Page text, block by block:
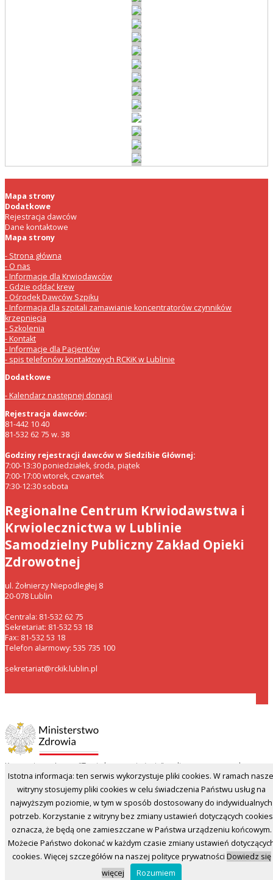
Mapa strony
Dodatkowe
Rejestracja dawców
Dane kontaktowe
Mapa strony
Strona główna
O nas
Informacje dla Krwiodawców
Gdzie oddać krew
Ośrodek Dawców Szpiku
Informacja dla szpitali zamawianie koncentratorów czynników
krzepnięcia
Szkolenia
Kontakt
Informacje dla Pacjentów
spis telefonów kontaktowych RCKiK w Lublinie
Dodatkowe
Kalendarz następnej donacji
Rejestracja dawców:
81-442 10 40
81-532 62 75 w. 38
Godziny rejestracji dawców w Siedzibie Głównej:
7:00-13:30 poniedziałek, środa, piątek
7:00-17:00 wtorek, czwartek
7:30-12:30 sobota
Regionalne Centrum Krwiodawstwa i
Krwiolecznictwa w Lublinie
Samodzielny Publiczny Zakład Opieki
Zdrowotnej
ul. Żołnierzy Niepodległej 8
20-078 Lublin
Centrala: 81-532 62 75
Sekretariat: 81-532 53 18
Fax: 81-532 53 18
Telefon alarmowy: 535 735 100
sekretariat@rckik.lublin.pl
Kampania społeczna "Twoja krew, moje życie" realizowana w ramach
programu polityki zdrowotnej pn. "Zapewnienie samowystarczalności
Rzeczypospolitej Polskiej w krew i jej składniki na lata 2021-2026",
finansowana ze środków Ministra Zdrowia.
Wszelkie prawa zastrzeżone © 2026 RCKIK Lublin |Polityka prywatności
Istotna informacja: ten serwis wykorzystuje pliki cookies. W ramach
witryny stosujemy pliki cookies w celu świadczenia Państwu usług na
najwyższym poziomie, w tym w sposób dostosowany do indywidualnych
potrzeb. Korzystanie z witryny bez zmiany ustawień dotyczących cookies
oznacza, że będą one zamieszczane w Państwa urządzeniu końcowym.
Możecie Państwo dokonać w każdym czasie zmiany ustawień
cookies. Więcej szczegółów na naszej polityce prywatności Dowiedz się
więcej
Rozumiem